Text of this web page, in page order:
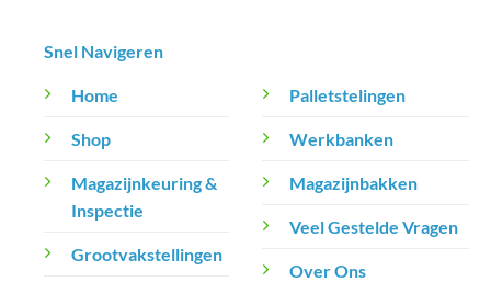
Snel Navigeren
Home
Shop
Magazijnkeuring &
Inspectie
Grootvakstellingen
Palletstelingen
Werkbanken
Magazijnbakken
Veel Gestelde Vragen
Over Ons